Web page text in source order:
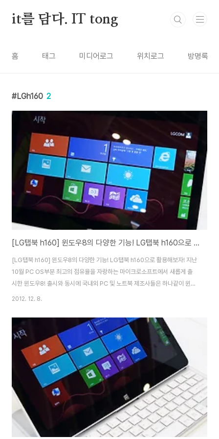
it를 담다. IT tong
홈 태그 미디어로그 위치로그 방명록
LGh160 2
[LG탭북 h160] 윈도우8의 다양한 기능! LG탭북 h160으로 활용해보자!
[LG탭북 h160] 윈도우8의 다양한 기능! LG탭북 h160으로 활용해보자! 지난
10월 PC OS부분 최고의 점유율을 자랑하는 마이크로소프트에서 새롭게 출
시한 윈도우8! 출시와 동시에 국내외 PC 및 노트북 제조사들은 하나같이 윈도
우8에 최적화된 제품들을 대거 출시하고 있는데요. 윈도우8의 출시에 따라
개해드릴 LG전자의 하이브리드 노트북 LG 탭북 h160은 차세대 OS 윈도우8
을 탑재하고 오토슬라이딩과 터치 디스플레이 등 막강한 기능과 스팩에 맞는
퍼포먼스 그리고 개성있는 디자인까지 두루 갖추고 있는 제품인데요. 인텔 / 아
톰 / Z2760 (1.8GHz) / LED 백라이트 / 터치 스크린 / 광시야각 / 11.6인..
2012. 12. 8.